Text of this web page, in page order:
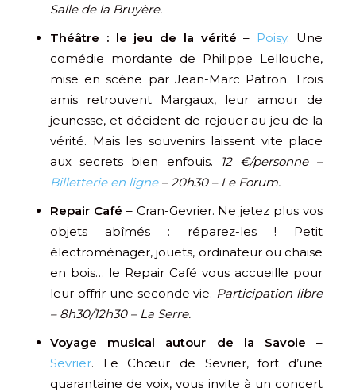
Salle de la Bruyère.
Théâtre : le jeu de la vérité – Poisy. Une
comédie mordante de Philippe Lellouche,
mise en scène par Jean-Marc Patron. Trois
amis retrouvent Margaux, leur amour de
jeunesse, et décident de rejouer au jeu de la
vérité. Mais les souvenirs laissent vite place
aux secrets bien enfouis.
12 €/personne –
Billetterie en ligne– 20h30 – Le Forum.
Repair Café – Cran-Gevrier. Ne jetez plus vos
objets abîmés : réparez-les ! Petit
électroménager, jouets, ordinateur ou chaise
en bois… le Repair Café vous accueille pour
leur offrir une seconde vie. Participation libre
– 8h30/12h30 – La Serre.
Voyage musical autour de la Savoie –
Sevrier. Le Chœur de Sevrier, fort d’une
quarantaine de voix, vous invite à un concert